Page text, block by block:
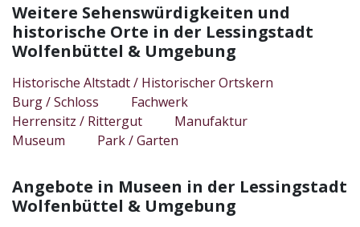
Weitere Sehenswürdigkeiten und
historische Orte in der Lessingstadt
Wolfenbüttel & Umgebung
Historische Altstadt / Historischer Ortskern
Burg / Schloss
Fachwerk
Herrensitz / Rittergut
Manufaktur
Museum
Park / Garten
Angebote in Museen in der Lessingstadt
Wolfenbüttel & Umgebung